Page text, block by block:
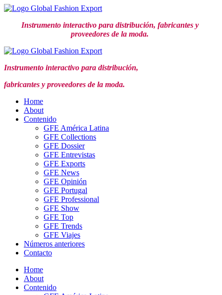
Ir
contenidoInstrumento interactivo para distribución, fabricantes y
proveedores de la moda.
Instrumento interactivo para distribución,
fabricantes y proveedores de la moda.
Home
About
Contenido
GFE América Latina
GFE Collections
GFE Dossier
GFE Entrevistas
GFE Exports
GFE News
GFE Opinión
GFE Portugal
GFE Professional
GFE Show
GFE Top
GFE Trends
GFE Viajes
Números anteriores
Contacto
Home
About
Contenido